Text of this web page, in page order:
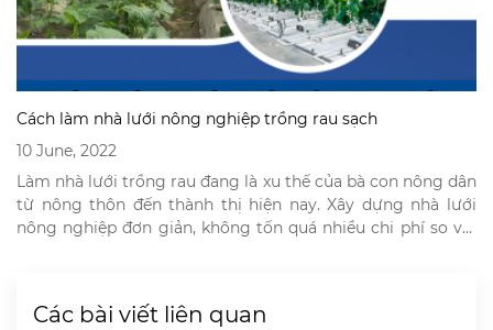
Cách làm nhà lưới nông nghiệp trồng rau sạch
10 June, 2022
Làm nhà lưới trồng rau đang là xu thế của bà con nông dân
từ nông thôn đến thành thị hiện nay. Xây dựng nhà lưới
nông nghiệp đơn giản, không tốn quá nhiều chi phí so với
Các bài viết liên quan